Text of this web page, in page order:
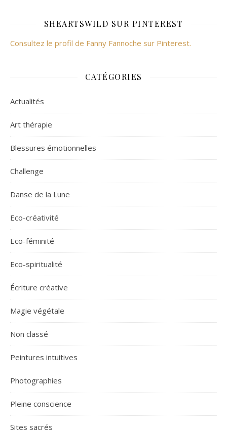
SHEARTSWILD SUR PINTEREST
Consultez le profil de Fanny Fannoche sur Pinterest.
CATÉGORIES
Actualités
Art thérapie
Blessures émotionnelles
Challenge
Danse de la Lune
Eco-créativité
Eco-féminité
Eco-spiritualité
Écriture créative
Magie végétale
Non classé
Peintures intuitives
Photographies
Pleine conscience
Sites sacrés